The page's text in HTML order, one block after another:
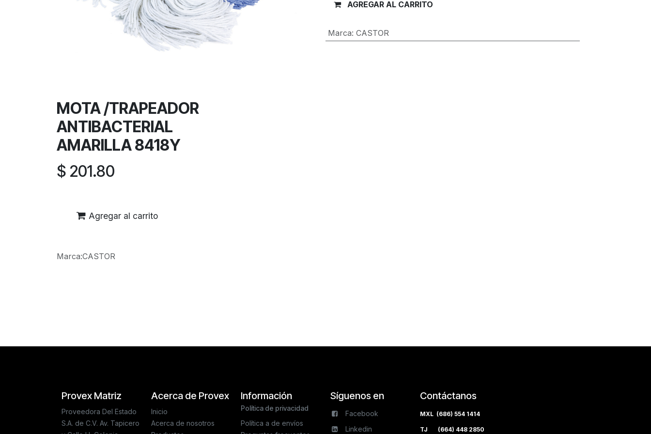
AGREGAR AL CARRITO
Marca: CASTOR
MOTA /TRAPEADOR
ANTIBACTERIAL
AMARILLA 8418Y
$ 201.80
Agregar al carrito
Marca:CASTOR
Acerca de Provex
Inicio
Acerca de nosotros
Síguenos en
Facebook
Linkedin
Provex Matriz
Proveedora Del Estado
S.A. de C.V. Av. Tapicero
Información
Política de privacidad
Política a de envíos
Contáctanos
MXL (686) 554 1414
TJ (664) 448 2850